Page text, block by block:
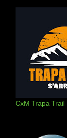
CxM Trapa Trail